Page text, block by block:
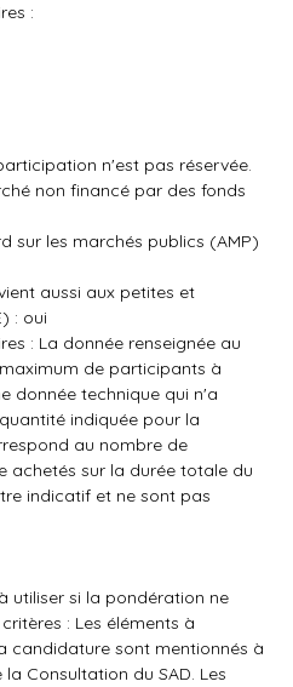
:
n'est pas réservée.
non financé par des fonds
sur les marchés publics (AMP)
aussi aux petites et
: oui
: La donnée renseignée au
de participants à
donnée technique qui n'a
indiquée pour la
au nombre de
achetés sur la durée totale du
indicatif et ne sont pas
utiliser si la pondération ne
: Les éléments à
candidature sont mentionnés à
Consultation du SAD. Les